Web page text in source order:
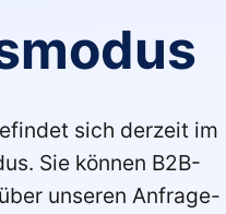
sich derzeit im
Sie können B2B-
unseren Anfrage-